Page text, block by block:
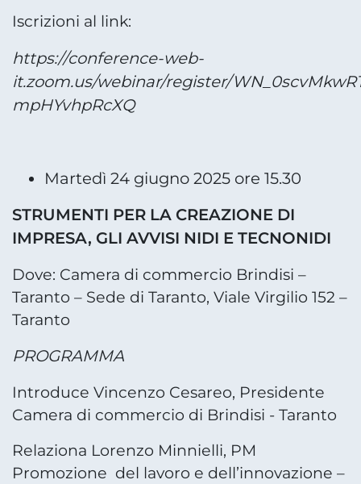
Iscrizioni al link:
https://conference-web-
it.zoom.us/webinar/register/
mpHYvhpRcXQ
Martedì 24 giugno 2025 ore 15.30
STRUMENTI PER LA CREAZIONE DI
IMPRESA, GLI AVVISI NIDI E TECNONIDI
Dove: Camera di commercio Brindisi –
Taranto – Sede di Taranto, Viale Virgilio 152 –
Taranto
PROGRAMMA
Introduce Vincenzo Cesareo, Presidente
Camera di commercio di Brindisi - Taranto
Relaziona Lorenzo Minnielli, PM
Promozione del lavoro e dell’innovazione –